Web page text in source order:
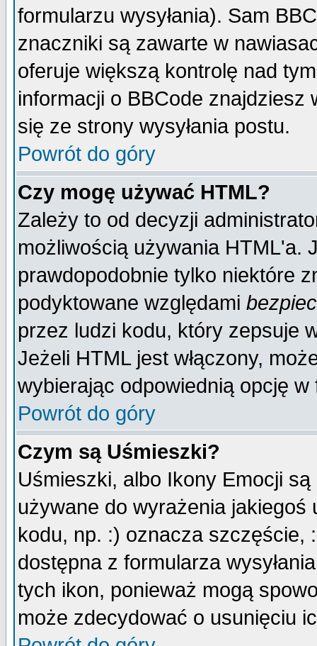
formularzu wysyłania). Sam
znaczniki są zawarte w
oferuje większą kontrolę nad
informacji o BBCode
się ze strony wysyłania postu.
Powrót do góry
Czy mogę używać HTML?
Zależy to od decyzji
możliwością używania HTML'a.
prawdopodobnie tylko niektóre
podyktowane względami
przez ludzi kodu, który zepsuje
Jeżeli HTML jest włączony,
wybierając odpowiednią opcję w
Powrót do góry
Czym są Uśmieszki?
Uśmieszki, albo Ikony Emocji
używane do wyrażenia
kodu, np. :) oznacza szczęście,
dostępna z formularza
tych ikon, ponieważ mogą
może zdecydować o usunięciu